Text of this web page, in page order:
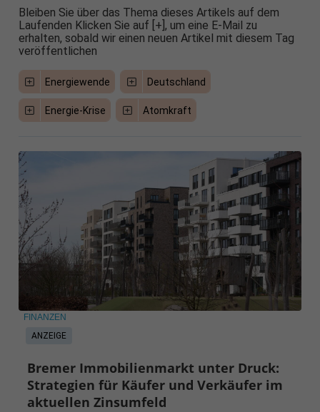
Bleiben Sie über das Thema dieses Artikels auf dem
Laufenden Klicken Sie auf [+], um eine E-Mail zu
erhalten, sobald wir einen neuen Artikel mit diesem Tag
veröffentlichen
Energiewende Deutschland
Energie-Krise Atomkraft
ANZEIGE
FINANZEN
Bremer Immobilienmarkt unter Druck:
Strategien für Käufer und Verkäufer im
aktuellen Zinsumfeld